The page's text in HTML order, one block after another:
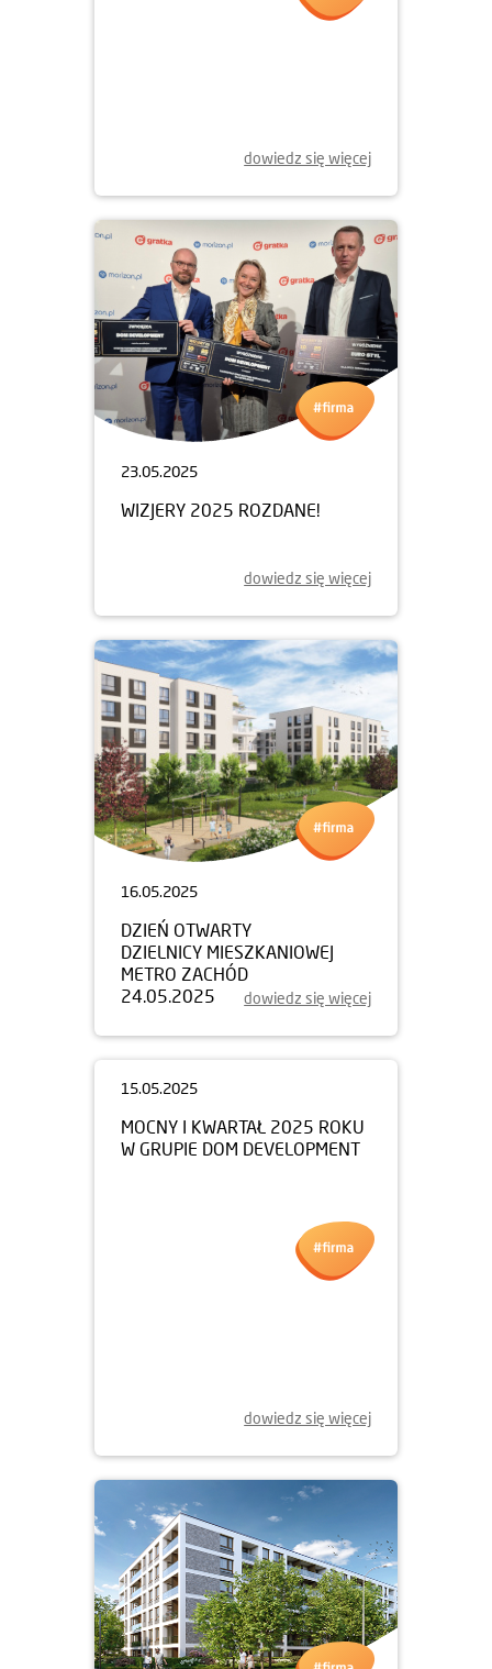
dowiedz się więcej
23.05.2025
WIZJERY 2025 ROZDANE!
dowiedz się więcej
16.05.2025
DZIEŃ OTWARTY
DZIELNICY MIESZKANIOWEJ
METRO ZACHÓD
24.05.2025
dowiedz się więcej
dowiedz się więcej